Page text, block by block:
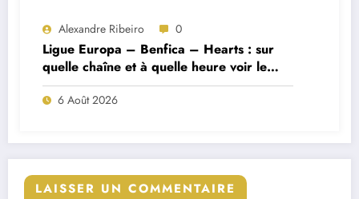
Alexandre Ribeiro 0
Ligue Europa – Benfica – Hearts : sur
quelle chaîne et à quelle heure voir le
match ?
6 Août 2026
LAISSER UN COMMENTAIRE